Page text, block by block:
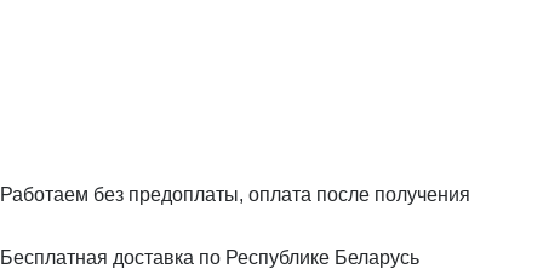
Работаем без предоплаты, оплата после получения
Бесплатная доставка по Республике Беларусь